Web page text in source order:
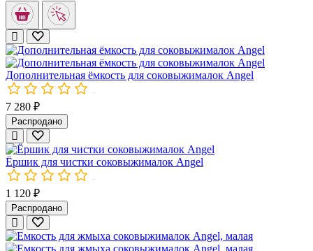
Насадка для измельчения для соковыжималок Angel
Стальная насадка для измельчения, с 4-мя большими
C этой насадкой можно приготовить:
– Соусы;
– Пюре;
Дополнительная ёмкость для соковыжималок Angel
7 280 ₽
Распродано
Ёршик для чистки соковыжималок Angel
1 120 ₽
Распродано